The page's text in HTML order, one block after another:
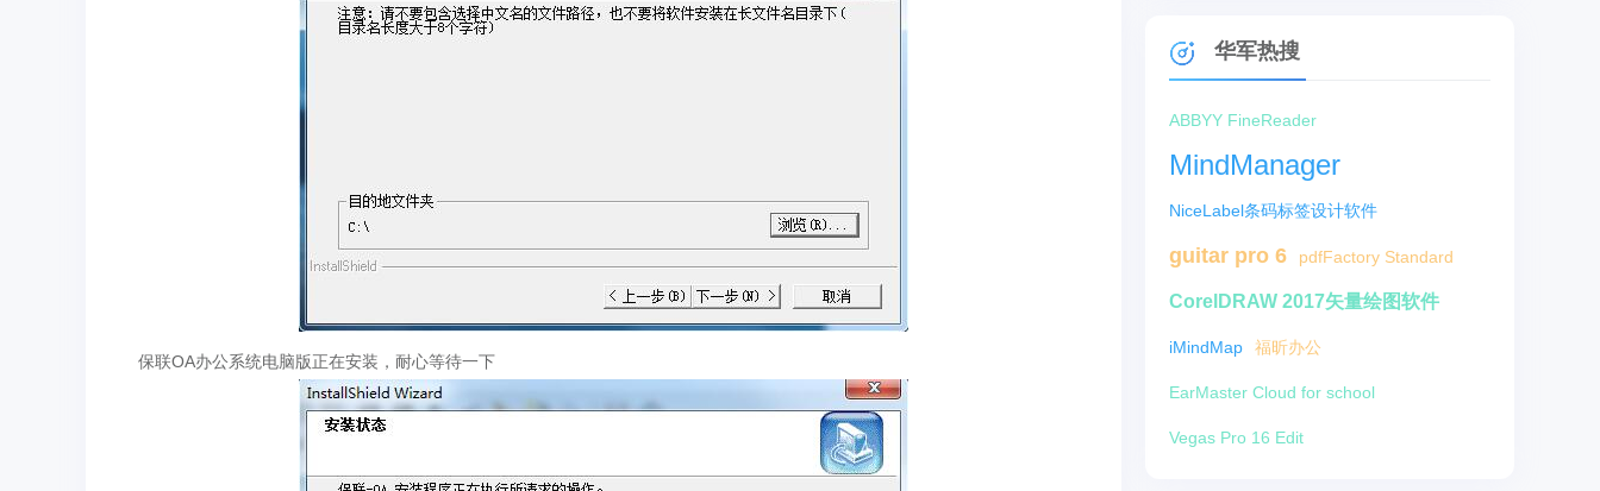
保联OA办公系统电脑版正在安装，耐心等待一下
华军热搜
ABBYY FineReader
MindManager
NiceLabel条码标签设计软件
guitar pro 6 pdfFactory Standard
CorelDRAW 2017矢量绘图软件
iMindMap 福昕办公
EarMaster Cloud for school
Vegas Pro 16 Edit